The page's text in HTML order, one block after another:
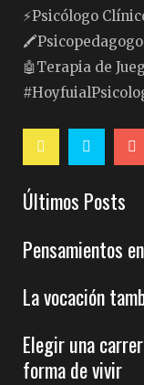
⚡️Psicólogo
🖍Psicopedagogo
🤖Terapia de
Últimos Posts
Pensamientos
La vocación
Elegir una
forma de vivir